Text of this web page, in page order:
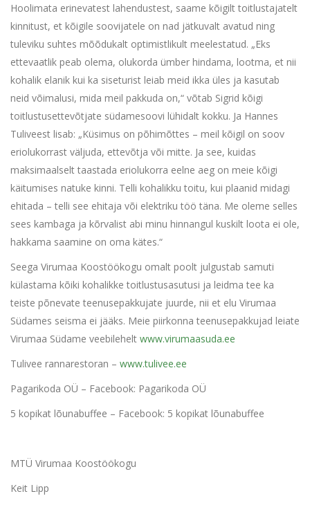
Hoolimata erinevatest lahendustest, saame kõigilt toitlustajatelt
kinnitust, et kõigile soovijatele on nad jätkuvalt avatud ning
tuleviku suhtes mõõdukalt optimistlikult meelestatud. „Eks
ettevaatlik peab olema, olukorda ümber hindama, lootma, et nii
kohalik elanik kui ka siseturist leiab meid ikka üles ja kasutab
neid võimalusi, mida meil pakkuda on,“ võtab Sigrid kõigi
toitlustusettevõtjate südamesoovi lühidalt kokku. Ja Hannes
Tuliveest lisab: „Küsimus on põhimõttes – meil kõigil on soov
eriolukorrast väljuda, ettevõtja või mitte. Ja see, kuidas
maksimaalselt taastada eriolukorra eelne aeg on meie kõigi
käitumises natuke kinni. Telli kohalikku toitu, kui plaanid midagi
ehitada – telli see ehitaja või elektriku töö täna. Me oleme selles
sees kambaga ja kõrvalist abi minu hinnangul kuskilt loota ei ole,
hakkama saamine on oma kätes.“
Seega Virumaa Koostöökogu omalt poolt julgustab samuti
külastama kõiki kohalikke toitlustusasutusi ja leidma tee ka
teiste põnevate teenusepakkujate juurde, nii et elu Virumaa
Südames seisma ei jääks. Meie piirkonna teenusepakkujad leiate
Virumaa Südame veebilehelt www.virumaasuda.ee
Tulivee rannarestoran – www.tulivee.ee
Pagarikoda OÜ – Facebook: Pagarikoda OÜ
5 kopikat lõunabuffee – Facebook: 5 kopikat lõunabuffee
MTÜ Virumaa Koostöökogu
Keit Lipp